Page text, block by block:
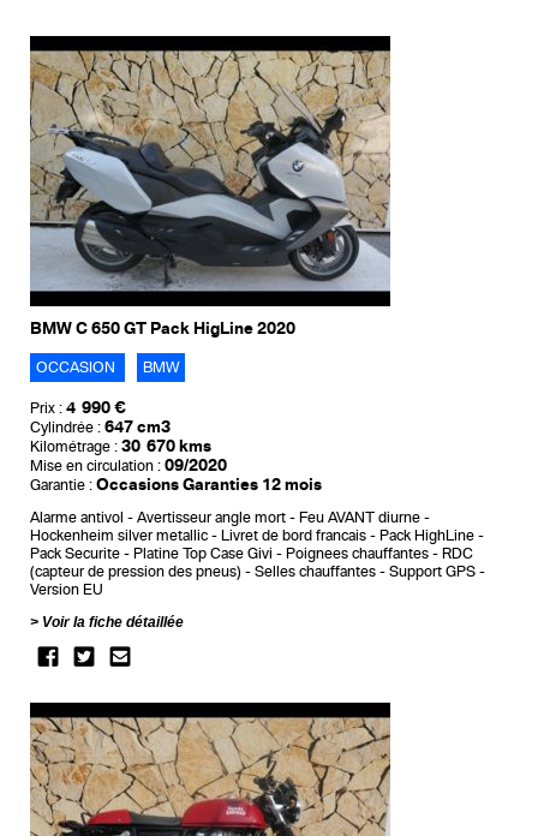
BMW C 650 GT Pack HigLine 2020
OCCASION BMW
Prix : 4 990 €
Cylindrée : 647 cm3
Kilométrage : 30 670 kms
Mise en circulation : 09/2020
Garantie : Occasions Garanties 12 mois
Alarme antivol Avertisseur angle mort
Feu AVANT diurne
Hockenheim silver metallic
Livret de bord francais
Pack HighLine
Pack Securite
Platine Top Case Givi Poignees chauffantes
RDC
(capteur de pression des pneus)
Selles chauffantes
Support GPS
Version EU
Voir la fiche détaillée